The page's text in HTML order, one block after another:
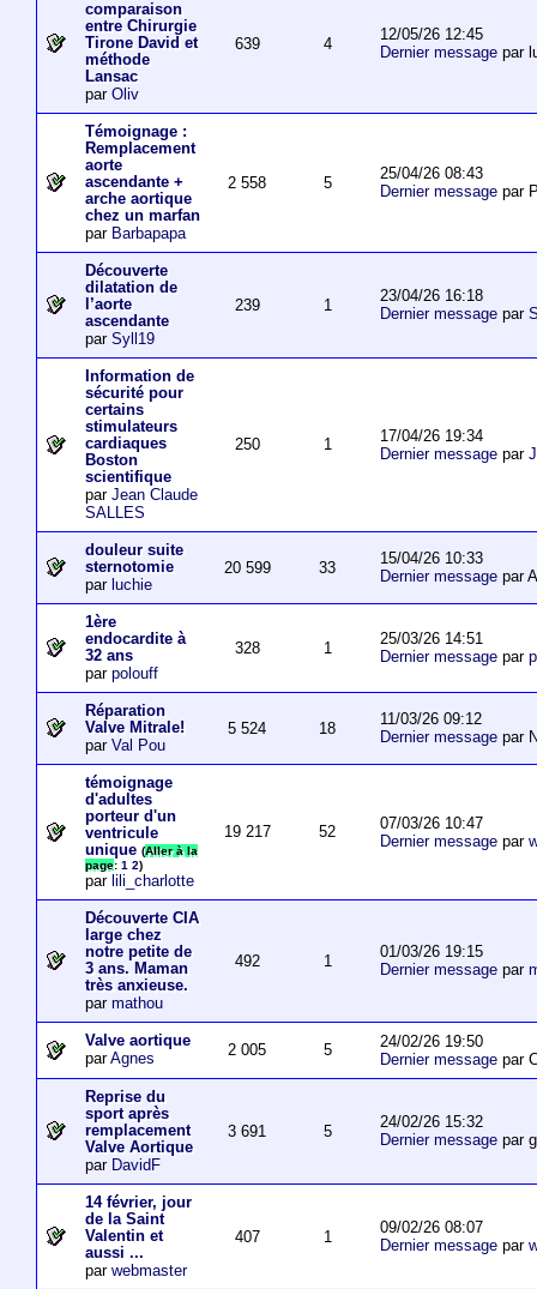
comparaison
entre Chirurgie
Tirone David et
méthode
Lansac
par Oliv
639 4
12/05/26 12:45
Dernier messagepar
Témoignage :
Remplacement
aorte
ascendante +
arche aortique
chez un marfan
par Barbapapa
2 558 5
25/04/26 08:43
Dernier messagepar
Découverte
dilatation de
l’aorte
ascendante
par Syll19
239 1
23/04/26 16:18
Dernier messagepar
Information de
sécurité pour
certains
stimulateurs
cardiaques
Boston
scientifique
par Jean Claude
SALLES
250 1
17/04/26 19:34
Dernier messagepar
douleur suite
sternotomie
par luchie
20 599 33
15/04/26 10:33
Dernier messagepar
1ère
endocardite à
32 ans
par polouff
328 1
25/03/26 14:51
Dernier messagepar
Réparation
Valve Mitrale!
par Val Pou
5 524 18
11/03/26 09:12
Dernier messagepar
témoignage
d'adultes
porteur d'un
ventricule
unique (Aller à la
page: 1 2)
par lili_charlotte
19 217 52
07/03/26 10:47
Dernier messagepar
Découverte CIA
large chez
notre petite de
3 ans. Maman
très anxieuse.
par mathou
492 1
01/03/26 19:15
Dernier messagepar
Valve aortique
parAgnes 2 005 5
24/02/26 19:50
Dernier messagepar
Reprise du
sport après
remplacement
Valve Aortique
par DavidF
3 691 5
24/02/26 15:32
Dernier messagepar
14 février, jour
de la Saint
Valentin et
aussi ...
par webmaster
407 1
09/02/26 08:07
Dernier messagepar